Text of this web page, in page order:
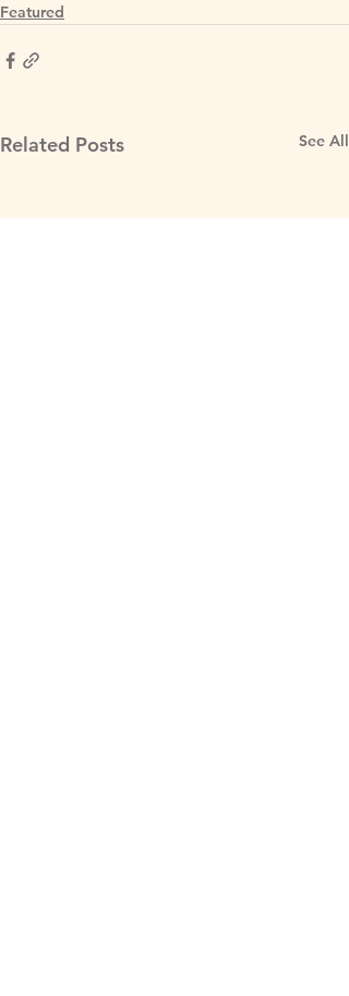
Featured
Related Posts See All